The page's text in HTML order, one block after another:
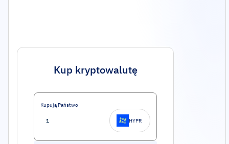
Kup kryptowalutę
Kupują Państwo
HYPR